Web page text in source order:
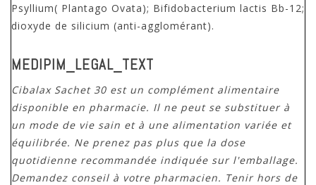
Psyllium( Plantago Ovata); Bifidobacterium lactis Bb-12;
dioxyde de silicium (anti-agglomérant).
MEDIPIM_LEGAL_TEXT
Cibalax Sachet 30 est un complément alimentaire
disponible en pharmacie. Il ne peut se substituer à
un mode de vie sain et à une alimentation variée et
équilibrée. Ne prenez pas plus que la dose
quotidienne recommandée indiquée sur l'emballage.
Demandez conseil à votre pharmacien. Tenir hors de